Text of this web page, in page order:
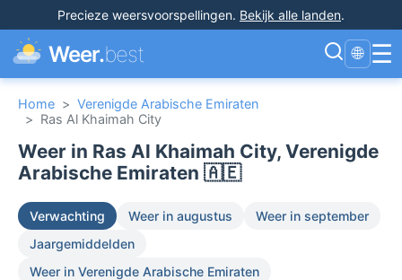
Precieze weersvoorspellingen. Bekijk alle landen.
Weer.best 🌐 ☰
Home > Verenigde Arabische Emiraten
> Ras Al Khaimah City
Weer in Ras Al Khaimah City, Verenigde
Arabische Emiraten 🇦🇪
Verwachting Weer in augustus
Weer in september
Jaargemiddelden
Weer in Verenigde Arabische Emiraten